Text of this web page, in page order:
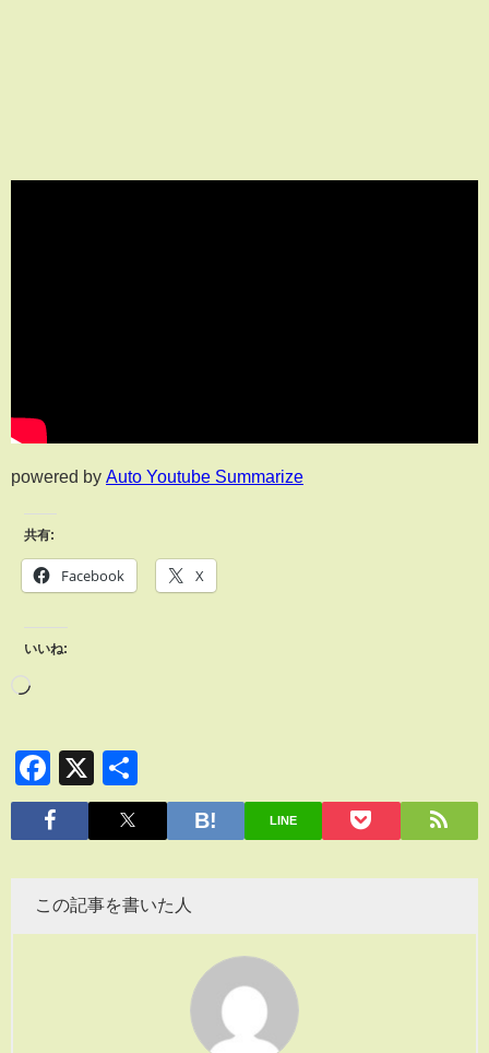
powered by Auto Youtube Summarize
共有:
Facebook X
いいね:
Facebook
X
有
LINE
この記事を書いた人